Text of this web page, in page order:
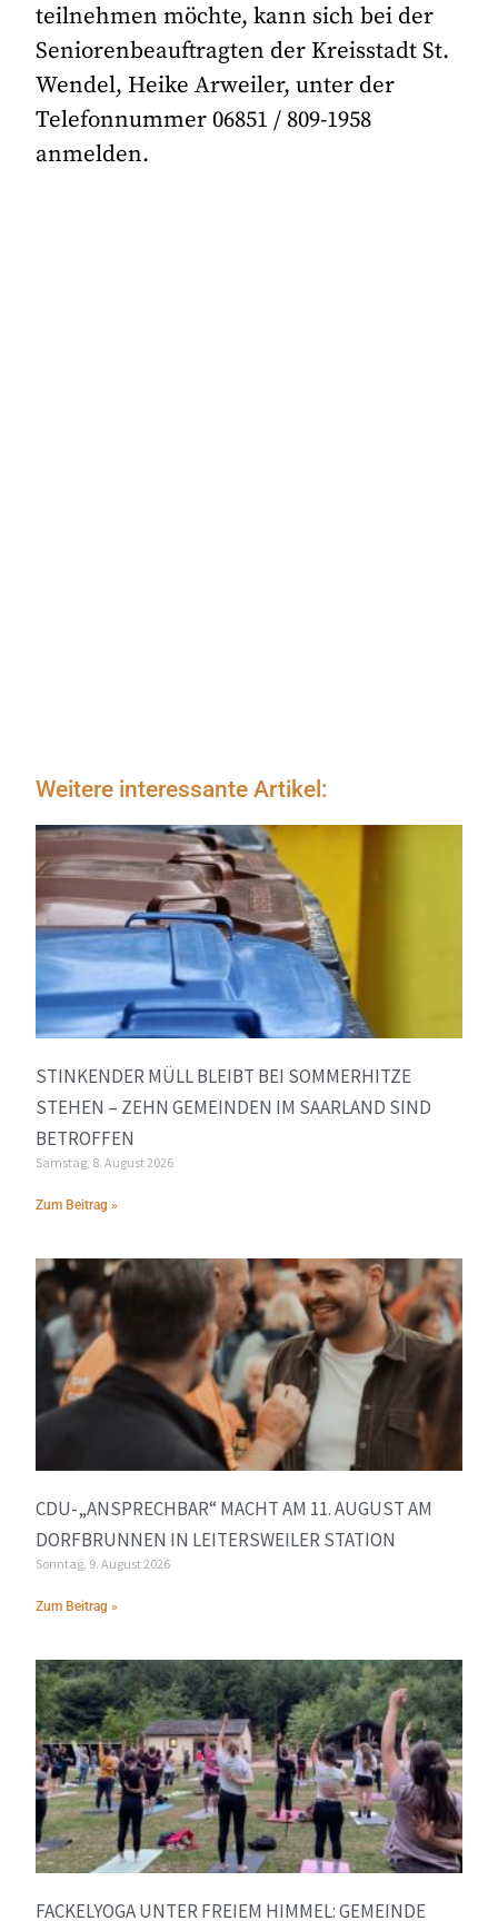
teilnehmen möchte, kann sich bei der
Seniorenbeauftragten der Kreisstadt St.
Wendel, Heike Arweiler, unter der
Telefonnummer 06851 / 809-1958
anmelden.
Weitere interessante Artikel:
STINKENDER MÜLL BLEIBT BEI SOMMERHITZE
STEHEN – ZEHN GEMEINDEN IM SAARLAND SIND
BETROFFEN
Samstag, 8. August 2026
Zum Beitrag »
CDU-„ANSPRECHBAR“ MACHT AM 11. AUGUST AM
DORFBRUNNEN IN LEITERSWEILER STATION
Sonntag, 9. August 2026
Zum Beitrag »
FACKELYOGA UNTER FREIEM HIMMEL: GEMEINDE